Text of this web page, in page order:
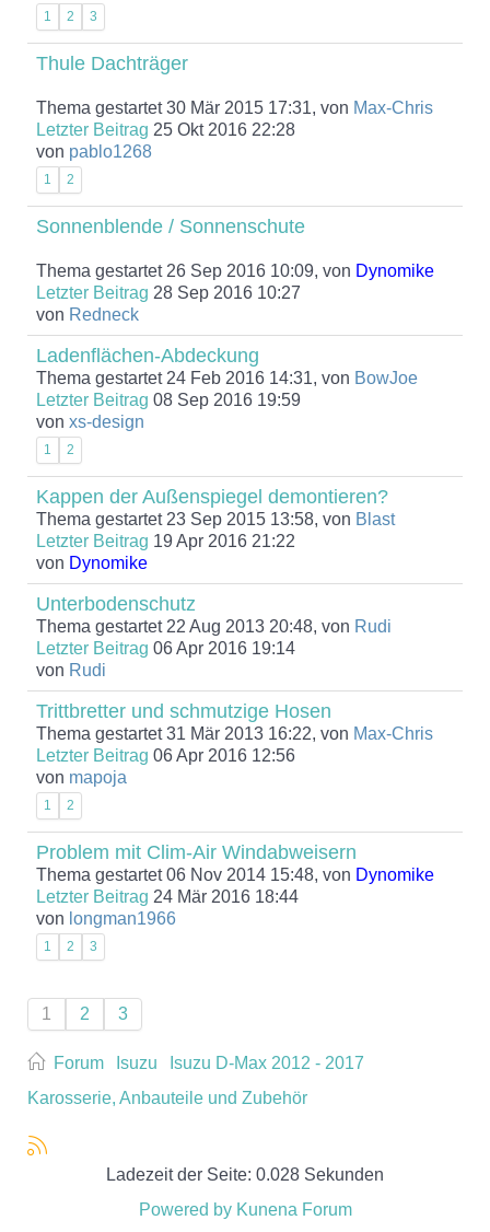
1 2 3
Thule Dachträger
Thema gestartet 30 Mär 2015 17:31, von Max-Chris
Letzter Beitrag 25 Okt 2016 22:28
von pablo1268
1 2
Sonnenblende / Sonnenschute
Thema gestartet 26 Sep 2016 10:09, von Dynomike
Letzter Beitrag 28 Sep 2016 10:27
von Redneck
Ladenflächen-Abdeckung
Thema gestartet 24 Feb 2016 14:31, von BowJoe
Letzter Beitrag 08 Sep 2016 19:59
von xs-design
1 2
Kappen der Außenspiegel demontieren?
Thema gestartet 23 Sep 2015 13:58, von Blast
Letzter Beitrag 19 Apr 2016 21:22
von Dynomike
Unterbodenschutz
Thema gestartet 22 Aug 2013 20:48, von Rudi
Letzter Beitrag 06 Apr 2016 19:14
von Rudi
Trittbretter und schmutzige Hosen
Thema gestartet 31 Mär 2013 16:22, von Max-Chris
Letzter Beitrag 06 Apr 2016 12:56
von mapoja
1 2
Problem mit Clim-Air Windabweisern
Thema gestartet 06 Nov 2014 15:48, von Dynomike
Letzter Beitrag 24 Mär 2016 18:44
von longman1966
1 2 3
1 2 3
Forum Isuzu
Isuzu D-Max 2012 - 2017
Karosserie, Anbauteile und Zubehör
Ladezeit der Seite: 0.028 Sekunden
Powered by Kunena Forum